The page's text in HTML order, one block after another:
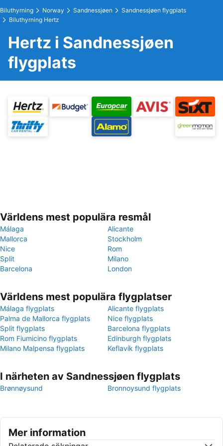
Biluthyrning Norway Sandnessjøen
Sandnessjøen flygplats
Biluthyrning Hertz
Hertz i Sandnessjøen
flygplats
Världens mest populära resmål
Málaga
Alicante
Mallorca
Stockholm
Nice
Rom
Split
Milano
Barcelona
London
Världens mest populära flygplatser
Málaga flygplats
Alicante flygplats
Palma de Mallorca flygplats
Nice flygplats
Split flygplats
Barcelona flygplats
Rom Fiumicino flygplats
Edinburgh flygplats
Milano Malpensa flygplats
Keflavík flygplats
I närheten av Sandnessjøen flygplats
Brønnøysund Bronnoysund flygplats
Mer information